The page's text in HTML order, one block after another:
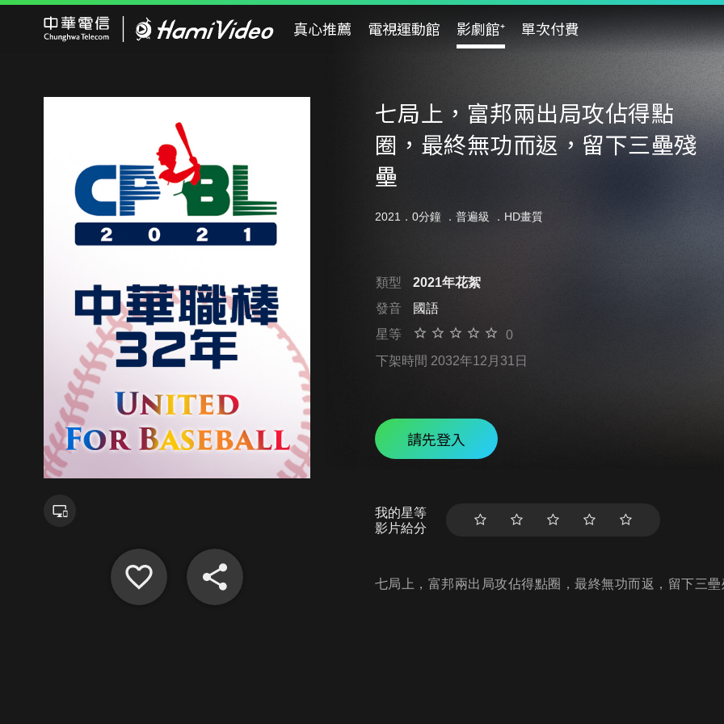
真心推薦 電視運動館 影劇館⁺ 單次付費
七局上，富邦兩出局攻佔得點
圈，最終無功而返，留下三壘殘
壘
2021．0分鐘 ． 普遍級 ．HD畫質
類型
2021年花絮
發音
國語
星等
0
下架時間 2032年12月31日
請先登入
我的星等
影片給分
七局上，富邦兩出局攻佔得點圈，最終無功而返，留下三壘